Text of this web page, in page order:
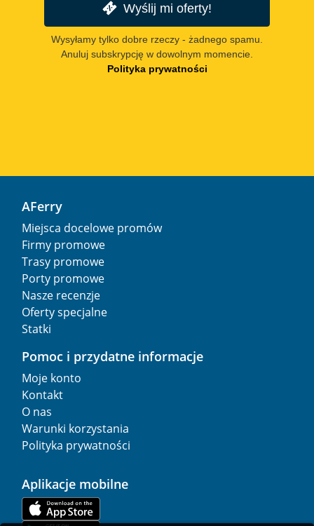
Wyślij mi oferty!
Wysyłamy tylko dobre rzeczy - żadnego spamu.
Anuluj subskrypcję w dowolnym momencie.
Polityka prywatności
AFerry
Miejsca docelowe promów
Firmy promowe
Trasy promowe
Porty promowe
Nasze recenzje
Oferty specjalne
Statki
Pomoc i przydatne informacje
Moje konto
Kontakt
O nas
Warunki korzystania
Polityka prywatności
Aplikacje mobilne